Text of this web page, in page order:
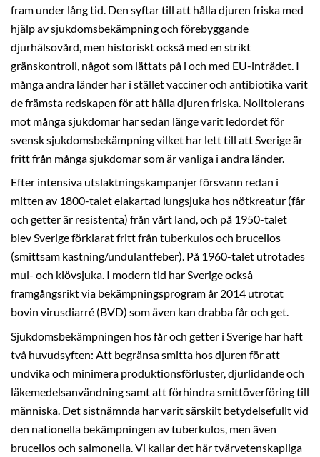
fram under lång tid. Den syftar till att hålla djuren friska med
hjälp av sjukdomsbekämpning och förebyggande
djurhälsovård, men historiskt också med en strikt
gränskontroll, något som lättats på i och med EU-inträdet. I
många andra länder har i stället vacciner och antibiotika varit
de främsta redskapen för att hålla djuren friska. Nolltolerans
mot många sjukdomar har sedan länge varit ledordet för
svensk sjukdomsbekämpning vilket har lett till att Sverige är
fritt från många sjukdomar som är vanliga i andra länder.
Efter intensiva utslaktningskampanjer försvann redan i
mitten av 1800-talet elakartad lungsjuka hos nötkreatur (får
och getter är resistenta) från vårt land, och på 1950-talet
blev Sverige förklarat fritt från tuberkulos och brucellos
(smittsam kastning/undulantfeber). På 1960-talet utrotades
mul- och klövsjuka. I modern tid har Sverige också
framgångsrikt via bekämpningsprogram år 2014 utrotat
bovin virusdiarré (BVD) som även kan drabba får och get.
Sjukdomsbekämpningen hos får och getter i Sverige har haft
två huvudsyften: Att begränsa smitta hos djuren för att
undvika och minimera produktionsförluster, djurlidande och
läkemedelsanvändning samt att förhindra smittöverföring till
människa. Det sistnämnda har varit särskilt betydelsefullt vid
den nationella bekämpningen av tuberkulos, men även
brucellos och salmonella. Vi kallar det här tvärvetenskapliga